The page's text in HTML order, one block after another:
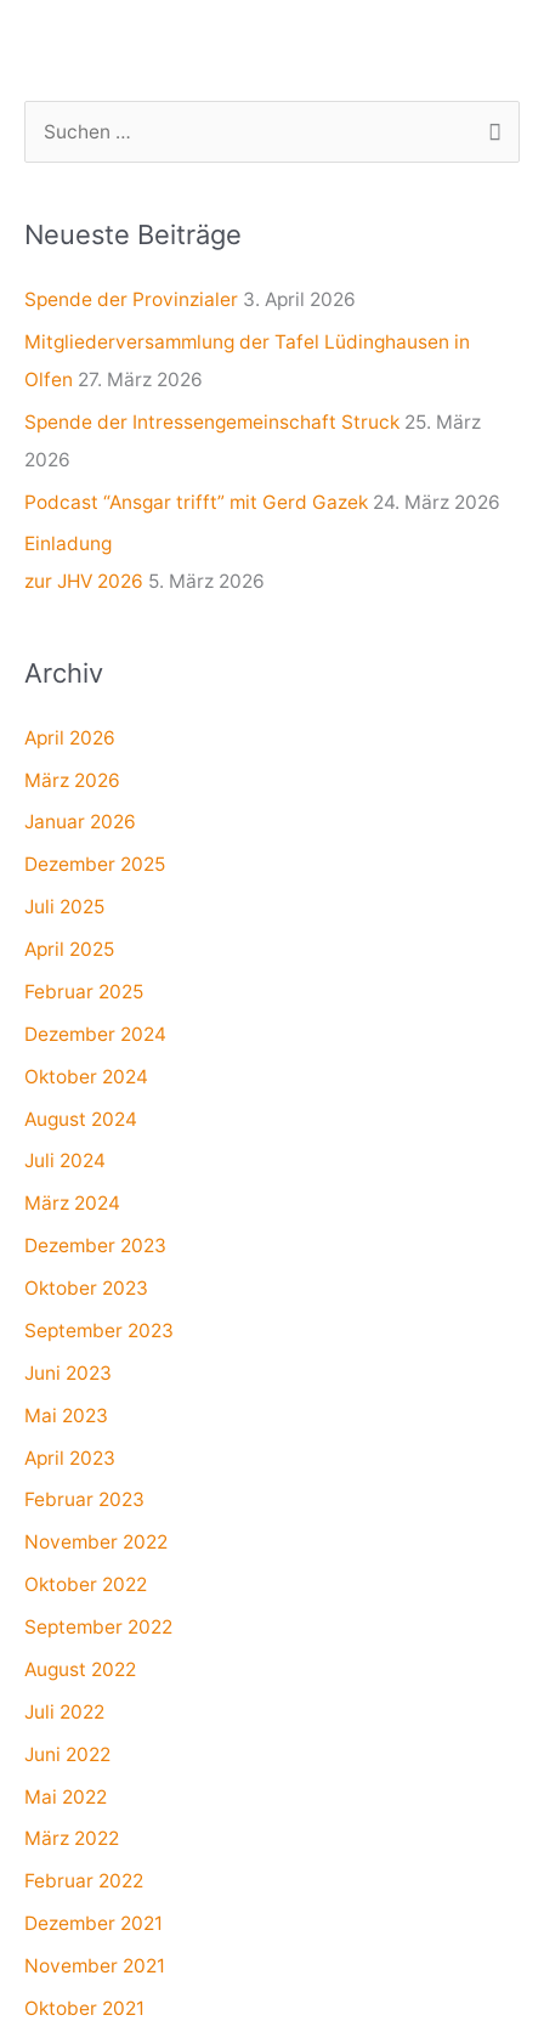
h
e
:
Neueste Beiträge
Spende der Provinzialer 3. April 2026
Mitgliederversammlung der Tafel Lüdinghausen in
Olfen 27. März 2026
Spende der Intressengemeinschaft Struck 25. März
2026
Podcast “Ansgar trifft” mit Gerd Gazek 24. März 2026
Einladung
zur JHV 2026 5. März 2026
Archiv
April 2026
März 2026
Januar 2026
Dezember 2025
Juli 2025
April 2025
Februar 2025
Dezember 2024
Oktober 2024
August 2024
Juli 2024
März 2024
Dezember 2023
Oktober 2023
September 2023
Juni 2023
Mai 2023
April 2023
Februar 2023
November 2022
Oktober 2022
September 2022
August 2022
Juli 2022
Juni 2022
Mai 2022
März 2022
Februar 2022
Dezember 2021
November 2021
Oktober 2021